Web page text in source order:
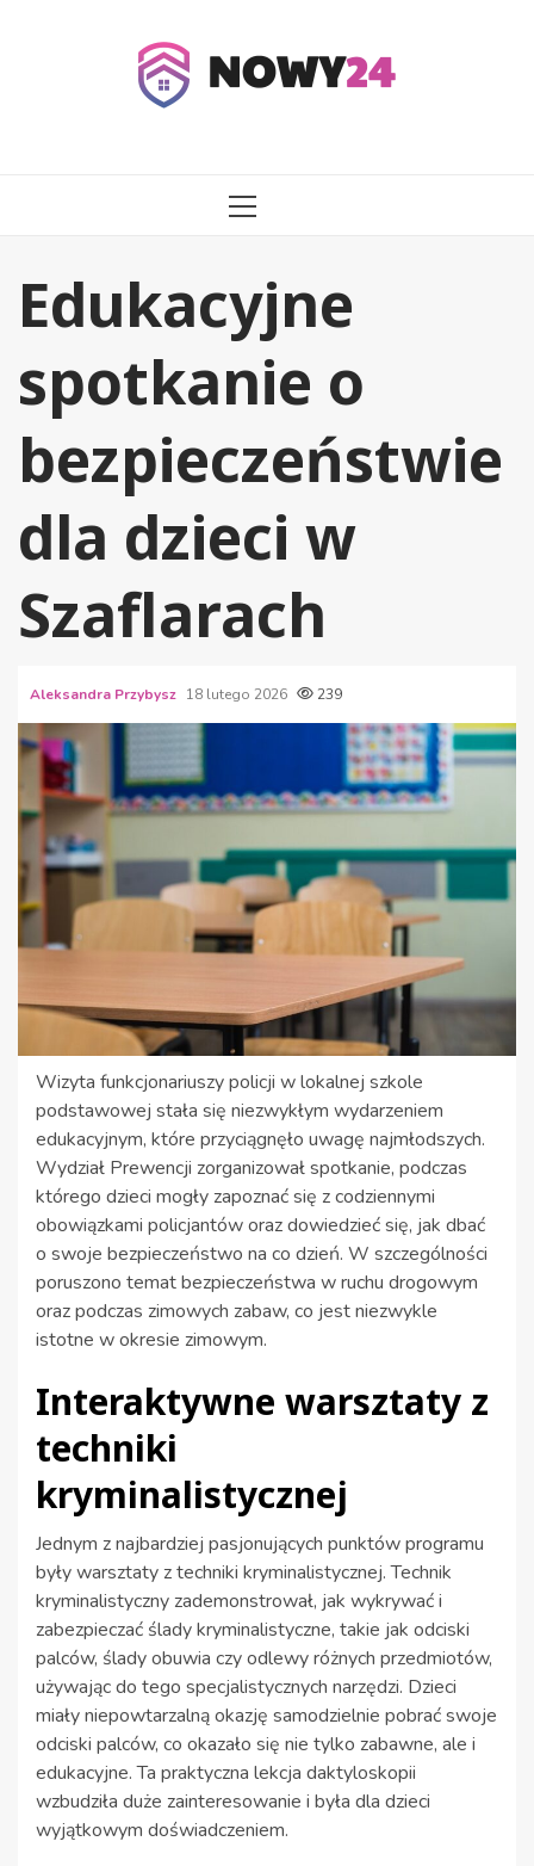
MENU
Edukacyjne
spotkanie o
bezpieczeństwie
dla dzieci w
Szaflarach
Aleksandra Przybysz 18 lutego 2026 239
Wizyta funkcjonariuszy policji w lokalnej szkole
podstawowej stała się niezwykłym wydarzeniem
edukacyjnym, które przyciągnęło uwagę najmłodszych.
Wydział Prewencji zorganizował spotkanie, podczas
którego dzieci mogły zapoznać się z codziennymi
obowiązkami policjantów oraz dowiedzieć się, jak dbać
o swoje bezpieczeństwo na co dzień. W szczególności
poruszono temat bezpieczeństwa w ruchu drogowym
oraz podczas zimowych zabaw, co jest niezwykle
istotne w okresie zimowym.
Interaktywne warsztaty z
techniki
kryminalistycznej
Jednym z najbardziej pasjonujących punktów programu
były warsztaty z techniki kryminalistycznej. Technik
kryminalistyczny zademonstrował, jak wykrywać i
zabezpieczać ślady kryminalistyczne, takie jak odciski
palców, ślady obuwia czy odlewy różnych przedmiotów,
używając do tego specjalistycznych narzędzi. Dzieci
miały niepowtarzalną okazję samodzielnie pobrać swoje
odciski palców, co okazało się nie tylko zabawne, ale i
edukacyjne. Ta praktyczna lekcja daktyloskopii
wzbudziła duże zainteresowanie i była dla dzieci
wyjątkowym doświadczeniem.